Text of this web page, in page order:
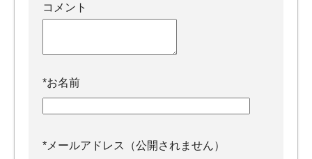
コメント
*お名前
* メールアドレス（公開されません）